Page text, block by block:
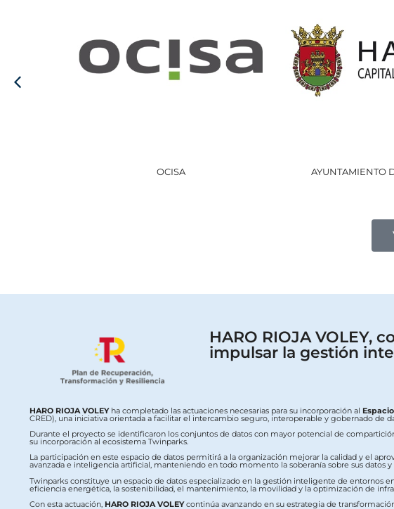
AYUNTAMIENTO DE HARO GOBIERNO DE
HARO RIOJA VOLEY,
impulsar la gestión
HARO RIOJA VOLEYha completado las actuaciones necesarias para su incorporación al
CRED), una iniciativa orientada a facilitar el intercambio seguro, interoperable y gobernado de
Durante el proyecto se identificaron los conjuntos de datos con mayor potencial de
su incorporación al ecosistema Twinparks.
La participación en este espacio de datos permitirá a la organización mejorar la calidad y el
avanzada e inteligencia artificial, manteniendo en todo momento la soberanía sobre sus datos
Twinparks constituye un espacio de datos especializado en la gestión inteligente de entornos
eficiencia energética, la sostenibilidad, el mantenimiento, la movilidad y la optimización de
Con esta actuación, HARO RIOJA VOLEYcontinúa avanzando en su estrategia de